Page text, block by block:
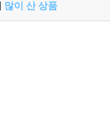
많이 산 상품